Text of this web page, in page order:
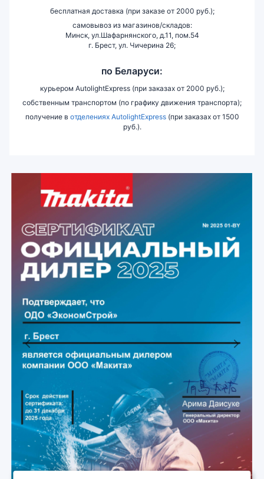
бесплатная доставка (при заказе от 2000 руб.);
самовывоз из магазинов/складов:
Минск, ул.Шафарнянского, д.11, пом.54
г. Брест, ул. Чичерина 26;
по Беларуси:
курьером AutolightExpress (при заказах от 2000 руб.);
собственным транспортом (по графику движения транспорта);
получение в отделениях AutolightExpress(при заказах от 1500
руб.).
Previous Next